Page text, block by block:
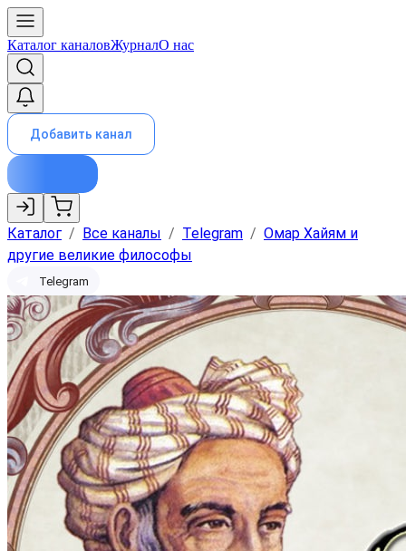
Каталог каналовЖурналО нас
Добавить канал
Каталог / Все каналы / Telegram / Омар Хайям и
другие великие философы
Telegram